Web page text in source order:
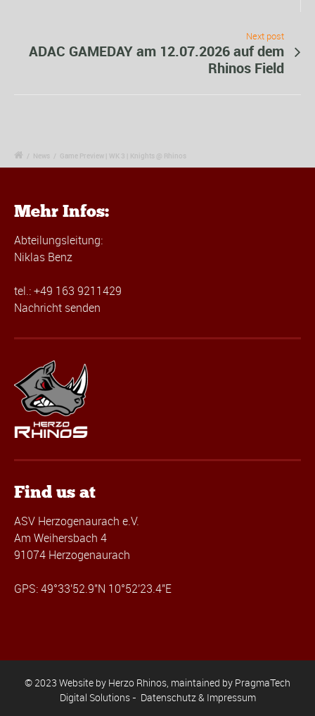
Next post
ADAC GAMEDAY am 12.07.2026 auf dem
Rhinos Field
/ News / Game Preview | WK 3 | Knights @ Rhinos
Mehr Infos:
Abteilungsleitung:
Niklas Benz
tel.: +49 163 9211429
Nachricht senden
Find us at
ASV Herzogenaurach e.V.
Am Weihersbach 4
91074 Herzogenaurach
GPS: 49°33'52.9"N 10°52'23.4"E
© 2023 Website by Herzo Rhinos, maintained by PragmaTech
Digital Solutions- Datenschutz & Impressum